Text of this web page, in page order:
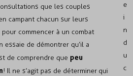
que les couples
campant chacun sur leurs
commencer à un combat
essaie de démontrer qu’il a
de comprendre que peu
! Il ne s’agit pas de déterminer qui
e
i
n
d
u
c